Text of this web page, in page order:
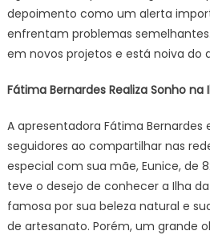
depoimento como um alerta
enfrentam problemas
em novos projetos e está noiva do
Fátima Bernardes Realiza Sonho na
A apresentadora Fátima Bernardes
seguidores ao compartilhar nas
especial com sua mãe, Eunice, de
teve o desejo de conhecer a Ilha
famosa por sua beleza natural e
de artesanato. Porém, um grande